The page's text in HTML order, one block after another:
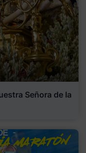
Señora de la